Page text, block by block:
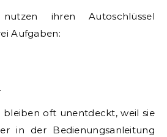
ihren Autoschlüssel
Aufgaben:
oft unentdeckt, weil sie
in der Bedienungsanleitung